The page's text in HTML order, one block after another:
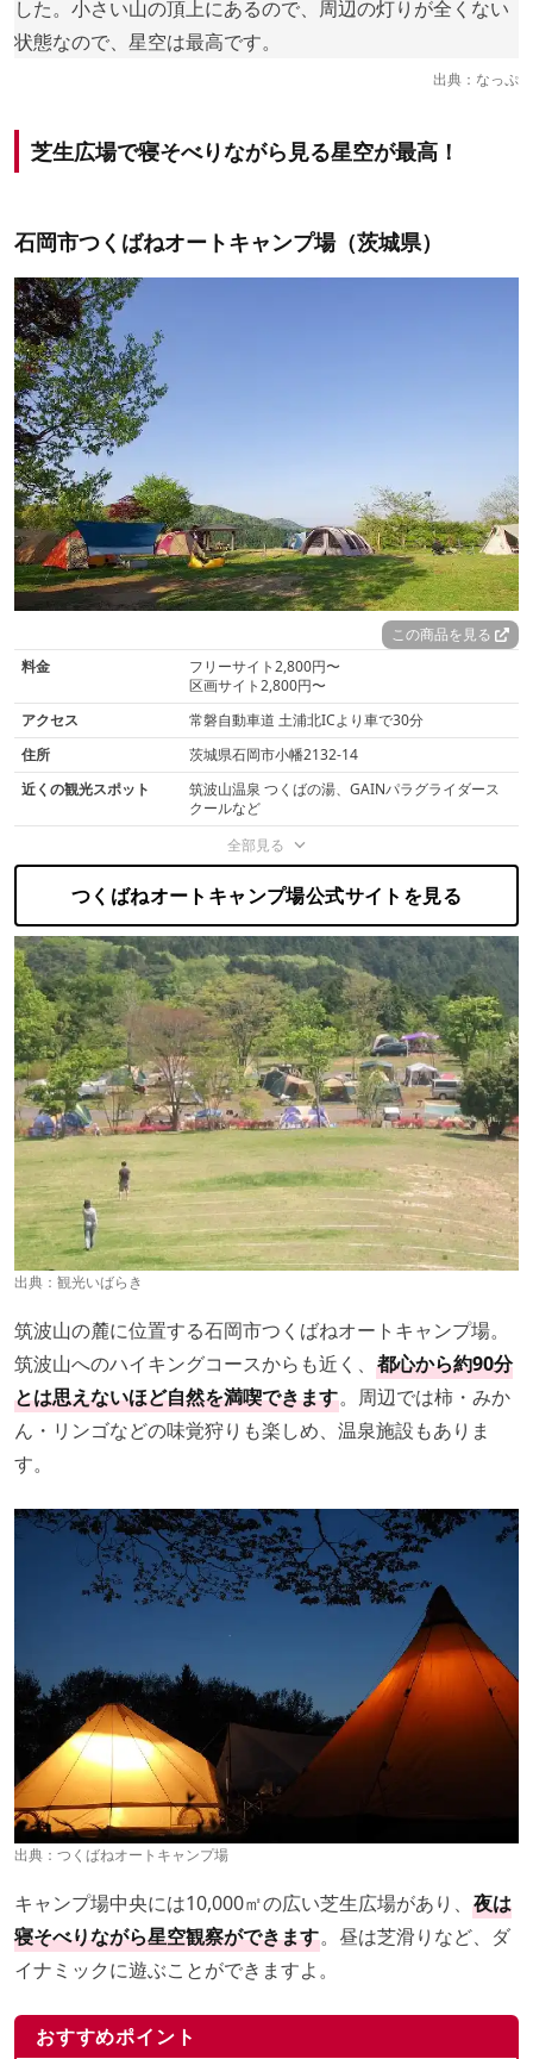
した。小さい山の頂上にあるので、周辺の灯りが全くない
状態なので、星空は最高です。
出典： なっぷ
芝生広場で寝そべりながら見る星空が最高！
石岡市つくばねオートキャンプ場（茨城県）
この商品を見る
料金
フリーサイト2,800円〜
区画サイト2,800円〜
アクセス
常磐自動車道 土浦北ICより車で30分
住所
茨城県石岡市小幡2132-14
近くの観光スポット
筑波山温泉 つくばの湯、GAINパラグライダース
クールなど
全部見る
つくばねオートキャンプ場公式サイトを見る
出典： 観光いばらき
筑波山の麓に位置する石岡市つくばねオートキャンプ場。
筑波山へのハイキングコースからも近く、 都心から約90分
とは思えないほど自然を満喫できます。周辺では柿・みか
ん・リンゴなどの味覚狩りも楽しめ、温泉施設もありま
す。
出典： つくばねオートキャンプ場
キャンプ場中央には10,000㎡の広い芝生広場があり、 夜は
寝そべりながら星空観察ができます。昼は芝滑りなど、ダ
イナミックに遊ぶことができますよ。
おすすめポイント